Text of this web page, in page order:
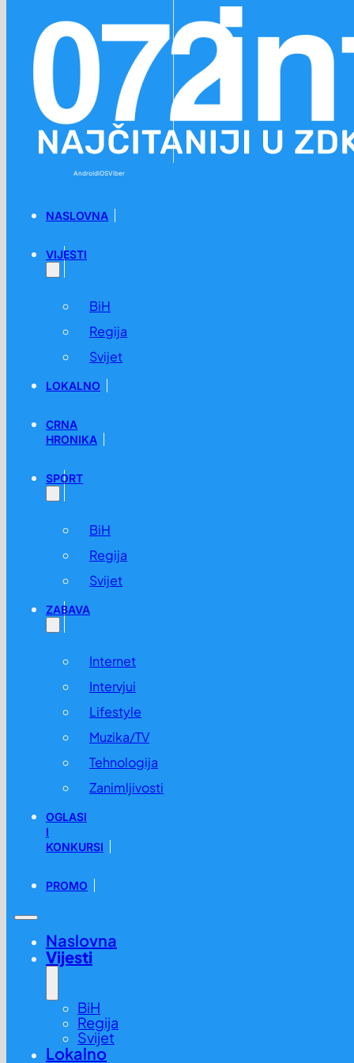
AndroidiOSViber
NASLOVNA
VIJESTI
BiH
Regija
Svijet
LOKALNO
CRNA
HRONIKA
SPORT
BiH
Regija
Svijet
ZABAVA
Internet
Intervjui
Lifestyle
Muzika/TV
Tehnologija
Zanimljivosti
OGLASI
I
KONKURSI
PROMO
Naslovna
Vijesti
BiH
Regija
Svijet
Lokalno